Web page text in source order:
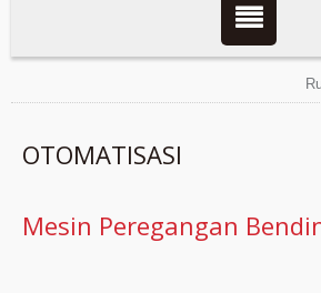
OTOMATISASI
Mesin Peregangan